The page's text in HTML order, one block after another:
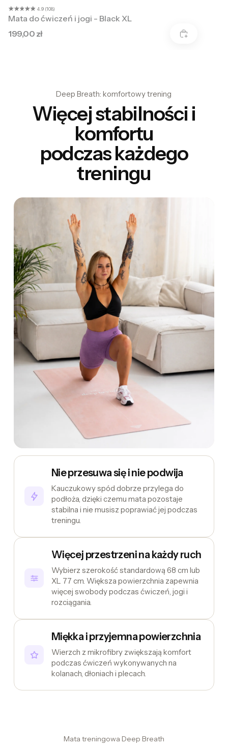
4.9 (108)
Mata do ćwiczeń i jogi - Black XL
Cena
199,00 zł
Deep Breath: komfortowy trening
Więcej stabilności i
komfortu
podczas każdego
treningu
Nie przesuwa się i nie podwija
Kauczukowy spód dobrze przylega do
podłoża, dzięki czemu mata pozostaje
stabilna i nie musisz poprawiać jej podczas
treningu.
Więcej przestrzeni na każdy ruch
Wybierz szerokość standardową 68 cm lub
XL 77 cm. Większa powierzchnia zapewnia
więcej swobody podczas ćwiczeń, jogi i
rozciągania.
Miękka i przyjemna powierzchnia
Wierzch z mikrofibry zwiększają komfort
podczas ćwiczeń wykonywanych na
kolanach, dłoniach i plecach.
Mata treningowa Deep Breath